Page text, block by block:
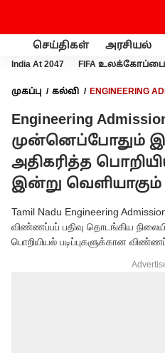
செய்திகள் அரசியல்
India At 2047 FIFA உலக்கோப்பை
முகப்பு கல்வி
ENGINEERING
வெளியாகும் ரேண்டம் எண்!
Engineering
முன்னெப்போதும்
அதிகரித்த
இன்று
Tamil Nadu Engineering
விண்ணப்பப் பதிவு தொடங்கிய
பொறியியல் படிப்புகளுக்கான